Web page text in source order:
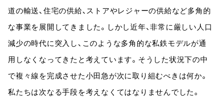
道の輸送、住宅の供給、ストアやレジャーの供給など多角的
な事業を展開してきました。しかし近年、非常に厳しい人口
減少の時代に突入し、このような多角的な私鉄モデルが通
用しなくなってきたと考えています。そうした状況下の中
で複々線を完成させた小田急が次に取り組むべきは何か。
私たちは次なる手段を考えなくてはなりませんでした。